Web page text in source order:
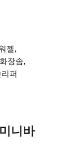
젤,
장솜,
퍼
니바